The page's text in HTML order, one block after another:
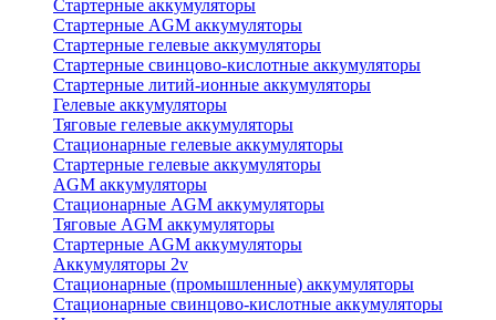
Стартерные аккумуляторы
Стартерные AGM аккумуляторы
Стартерные гелевые аккумуляторы
Стартерные свинцово-кислотные аккумуляторы
Стартерные литий-ионные аккумуляторы
Гелевые аккумуляторы
Тяговые гелевые аккумуляторы
Стационарные гелевые аккумуляторы
Стартерные гелевые аккумуляторы
AGM аккумуляторы
Стационарные AGM аккумуляторы
Тяговые AGM аккумуляторы
Стартерные AGM аккумуляторы
Аккумуляторы 2v
Стационарные (промышленные) аккумуляторы
Стационарные свинцово-кислотные аккумуляторы